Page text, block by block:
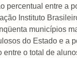
percentual entre
Instituto
municípios
do Estado e a
entre o total de